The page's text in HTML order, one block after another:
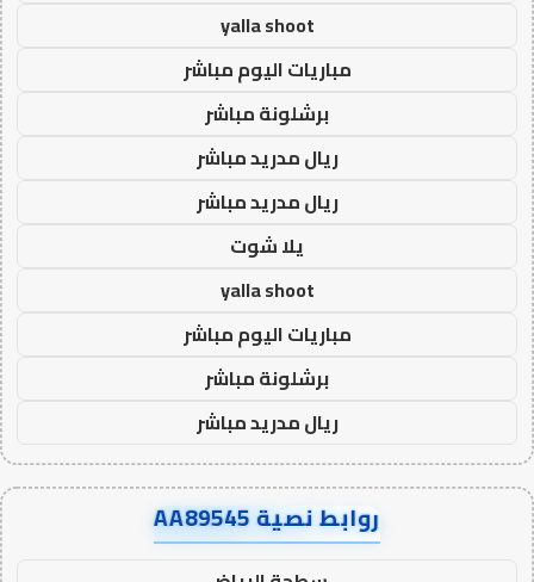
yalla shoot
مباريات اليوم مباشر
برشلونة مباشر
ريال مدريد مباشر
ريال مدريد مباشر
يلا شوت
yalla shoot
مباريات اليوم مباشر
برشلونة مباشر
ريال مدريد مباشر
روابط نصية AA89545